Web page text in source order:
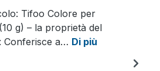
Tifoo Colore per
g) – la proprietà del
Conferisce a… Di più